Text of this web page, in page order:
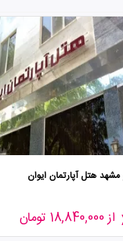
مشهد هتل آپارتمان ایوان
از 18,840,000 تومان